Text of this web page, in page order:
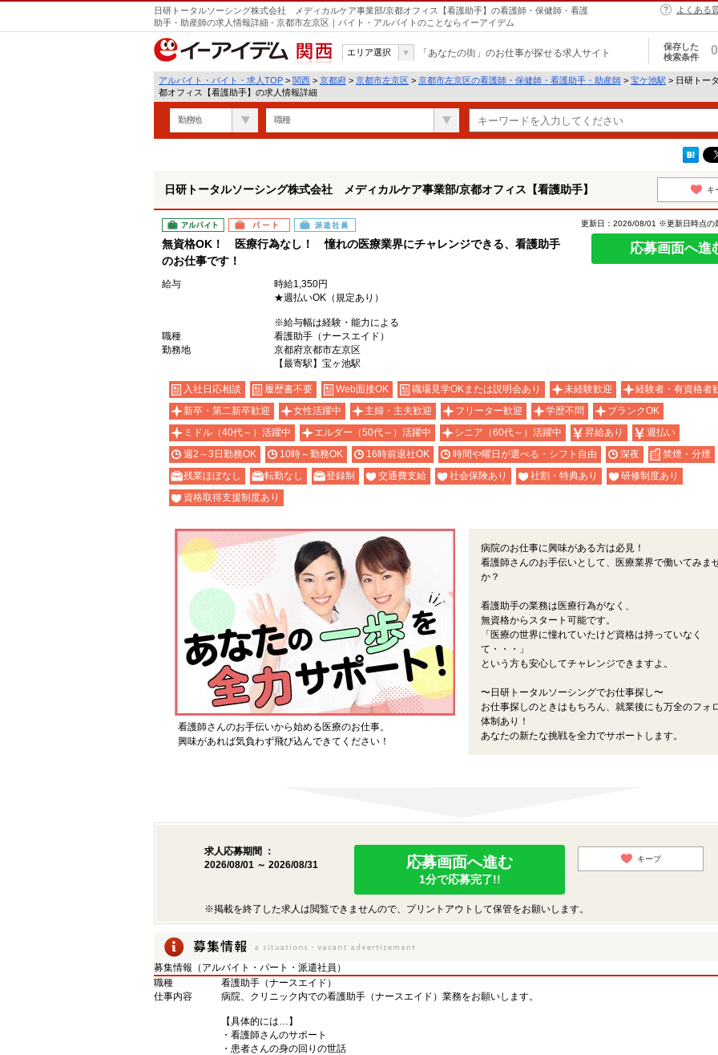
日研トータルソーシング株式会社 メディカルケア事業部/京都オフィス【看護助手】の看護師・保健師・看護
助手・助産師の求人情報詳細 - 京都市左京区｜バイト・アルバイトのことならイーアイデム
よくある
関西
エリア選択 「あなたの街」のお仕事が探せる求人サイト
保存した
検索条件
0
アルバイト・バイト・求人TOP > 関西 > 京都府 > 京都市左京区 > 京都市左京区の看護師・保健師・看護助手・助産師 > 宝ケ池駅 > 日研トー
都オフィス【看護助手】の求人情報詳細
勤務地 職種
日研トータルソーシング株式会社 メディカルケア事業部/京都オフィス【看護助手】 キ
アルバイト パート 派遣社員
無資格OK！ 医療行為なし！ 憧れの医療業界にチャレンジできる、看護助手
のお仕事です！
更新日：2026/08/01 ※更新日時点の
応募画面へ進
給与
時給1,350円
★週払いOK（規定あり）
※給与幅は経験・能力による
職種
看護助手（ナースエイド）
勤務地
京都府京都市左京区
【最寄駅】宝ヶ池駅
入社日応相談 履歴書不要 Web面接OK 職場見学OKまたは説明会あり 未経験歓迎
経験者・有資格者
新卒・第二新卒歓迎
女性活躍中 主婦・主夫歓迎 フリーター歓迎 学歴不問
ブランクOK
ミドル（40代～）活躍中
エルダー（50代～）活躍中 シニア（60代～）活躍中 昇給あり
週払い
週2～3日勤務OK
10時～勤務OK 16時前退社OK 時間や曜日が選べる・シフト自由 深夜
禁煙・分煙
残業ほぼなし
転勤なし 登録制 交通費支給 社会保険あり 社割・特典あり
研修制度あり
資格取得支援制度あり
看護師さんのお手伝いから始める医療のお仕事。
興味があれば気負わず飛び込んできてください！
病院のお仕事に興味がある方は必見！
看護師さんのお手伝いとして、医療業界で働いてみま
か？
看護助手の業務は医療行為がなく、
無資格からスタート可能です。
「医療の世界に憧れていたけど資格は持っていなく
て・・・」
という方も安心してチャレンジできますよ。
〜日研トータルソーシングでお仕事探し〜
お仕事探しのときはもちろん、就業後にも万全のフォ
体制あり！
あなたの新たな挑戦を全力でサポートします。
求人応募期間 ：
2026/08/01 ～ 2026/08/31
応募画面へ進む
1分で応募完了!!
キープ
※掲載を終了した求人は閲覧できませんので、プリントアウトして保管をお願いします。
募集情報（アルバイト・パート・派遣社員）
職種
看護助手（ナースエイド）
仕事内容
病院、クリニック内での看護助手（ナースエイド）業務をお願いします。
【具体的には…】
・看護師さんのサポート
・患者さんの身の回りの世話